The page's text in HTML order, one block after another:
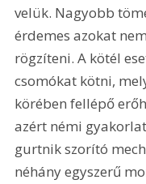
velük. Nagyobb
érdemes azokat
rögzíteni. A kötél
csomókat kötni,
körében fellépő
azért némi
gurtnik szorító
néhány egyszerű